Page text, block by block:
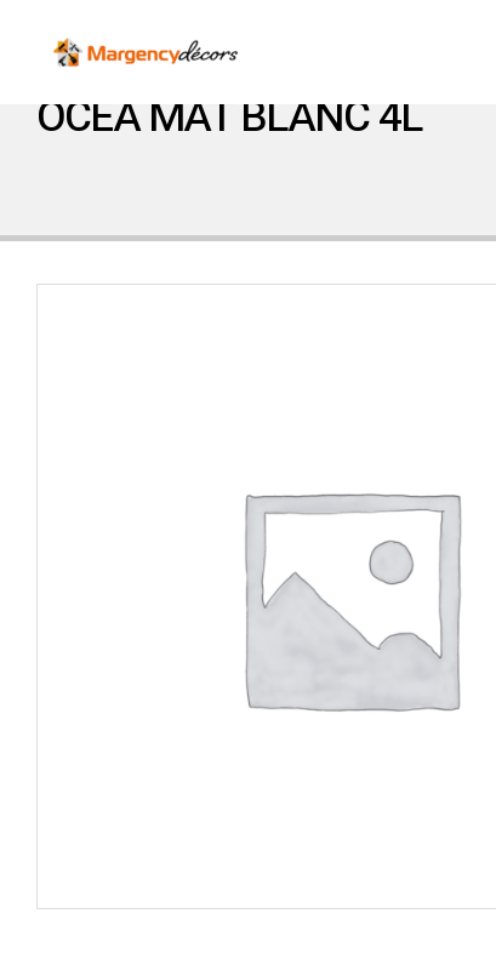
OCEA MAT BLANC 4L